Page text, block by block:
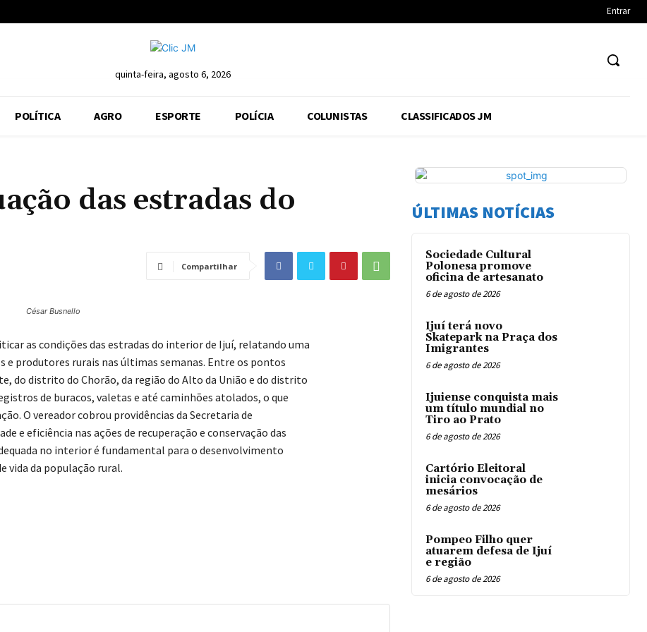
Entrar
quinta-feira, agosto 6, 2026
POLÍTICA AGRO ESPORTE POLÍCIA COLUNISTAS CLASSIFICADOS JM
das estradas do
Compartilhar
César Busnello
as condições das estradas do interior de Ijuí, relatando uma
e produtores rurais nas últimas semanas. Entre os pontos
do distrito do Chorão, da região do Alto da União e do distrito
de buracos, valetas e até caminhões atolados, o que
O vereador cobrou providências da Secretaria de
e eficiência nas ações de recuperação e conservação das
no interior é fundamental para o desenvolvimento
vida da população rural.
ÚLTIMAS NOTÍCIAS
Sociedade Cultural
Polonesa promove
oficina de artesanato
6 de agosto de 2026
Ijuí terá novo
Skatepark na Praça dos
Imigrantes
6 de agosto de 2026
Ijuiense conquista mais
um título mundial no
Tiro ao Prato
6 de agosto de 2026
Cartório Eleitoral
inicia convocação de
mesários
6 de agosto de 2026
Pompeo Filho quer
atuarem defesa de Ijuí
e região
6 de agosto de 2026